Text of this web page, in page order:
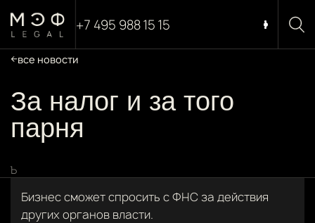
+7 495 988 15 15
все новости
За налог и за того
парня
Ъ
Бизнес сможет спросить с ФНС за действия
других органов власти.